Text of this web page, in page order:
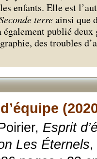
enfants. Elle est
terreainsi que
également publié
des troubles
Esprit
Les Éternels,